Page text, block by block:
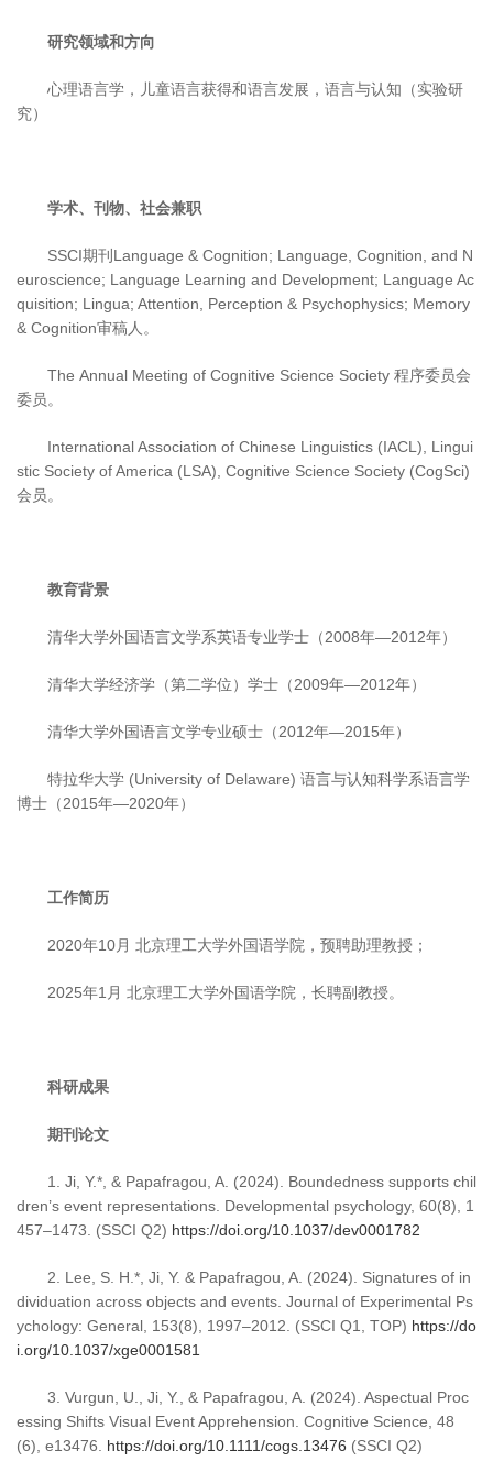
研究领域和方向
心理语言学，儿童语言获得和语言发展，语言与认知（实验研
究）
学术、刊物、社会兼职
SSCI期刊Language & Cognition; Language, Cognition, and N
euroscience; Language Learning and Development; Language Ac
quisition; Lingua; Attention, Perception & Psychophysics; Memory
& Cognition审稿人。
The Annual Meeting of Cognitive Science Society 程序委员会
委员。
International Association of Chinese Linguistics (IACL), Lingui
stic Society of America (LSA), Cognitive Science Society (CogSci)
会员。
教育背景
清华大学外国语言文学系英语专业学士（2008年—2012年）
清华大学经济学（第二学位）学士（2009年—2012年）
清华大学外国语言文学专业硕士（2012年—2015年）
特拉华大学 (University of Delaware) 语言与认知科学系语言学
博士（2015年—2020年）
工作简历
2020年10月 北京理工大学外国语学院，预聘助理教授；
2025年1月 北京理工大学外国语学院，长聘副教授。
科研成果
期刊论文
1. Ji, Y.*, & Papafragou, A. (2024). Boundedness supports chil
dren’s event representations. Developmental psychology, 60(8), 1
457–1473. (SSCI Q2) https://doi.org/10.1037/dev0001782
2. Lee, S. H.*, Ji, Y. & Papafragou, A. (2024). Signatures of in
dividuation across objects and events. Journal of Experimental Ps
ychology: General, 153(8), 1997–2012. (SSCI Q1, TOP) https://do
i.org/10.1037/xge0001581
3. Vurgun, U., Ji, Y., & Papafragou, A. (2024). Aspectual Proc
essing Shifts Visual Event Apprehension. Cognitive Science, 48
(6), e13476. https://doi.org/10.1111/cogs.13476 (SSCI Q2)